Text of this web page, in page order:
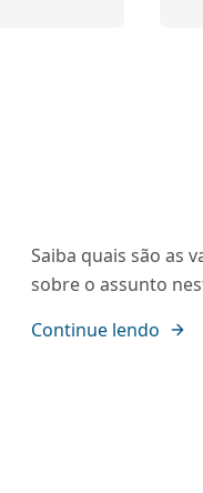
Saiba quais são as
sobre o assunto
Continue lendo